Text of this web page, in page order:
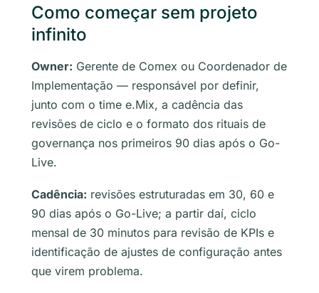
Como começar sem projeto
infinito
Owner: Gerente de Comex ou Coordenador de
Implementação — responsável por definir,
junto com o time e.Mix, a cadência das
revisões de ciclo e o formato dos rituais de
governança nos primeiros 90 dias após o Go-
Live.
Cadência: revisões estruturadas em 30, 60 e
90 dias após o Go-Live; a partir daí, ciclo
mensal de 30 minutos para revisão de KPIs e
identificação de ajustes de configuração antes
que virem problema.